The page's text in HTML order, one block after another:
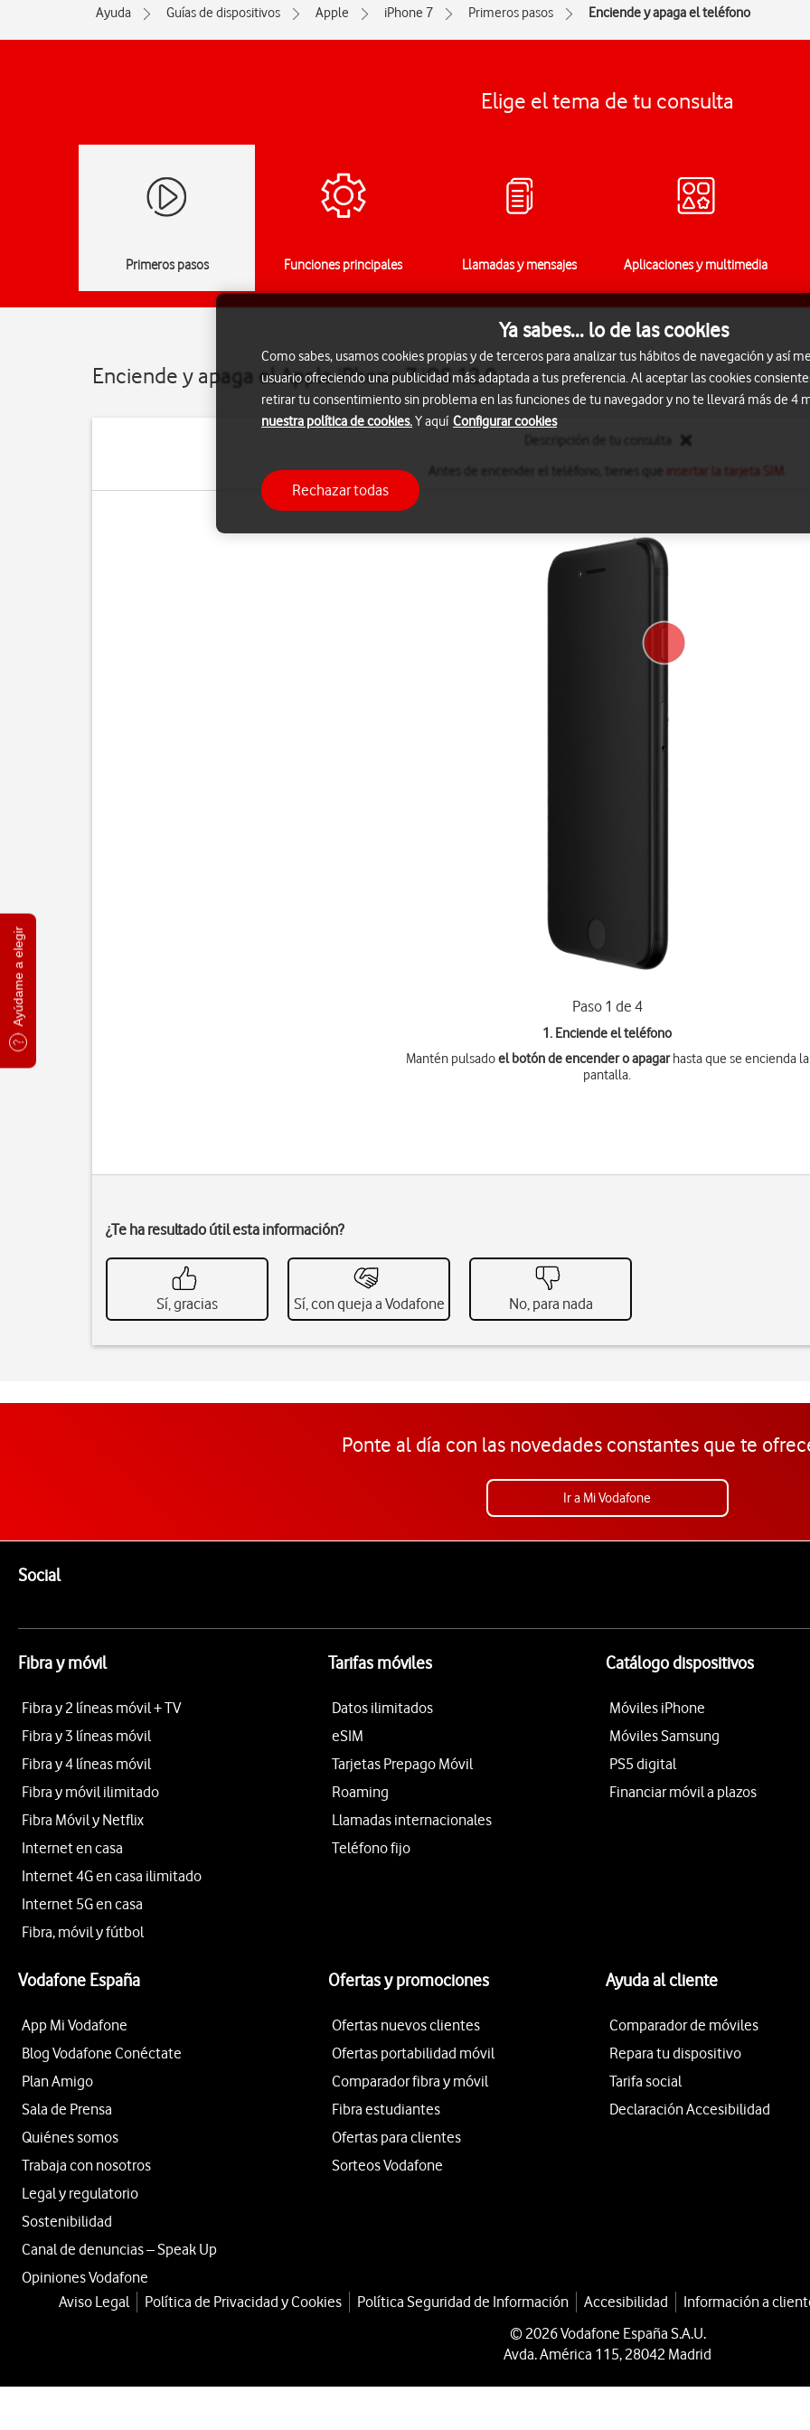
Ayúdame a elegir
Ayuda Guías de dispositivos Apple iPhone 7 Primeros pasos Enciende y apaga el teléfono
Elige el tema de tu consulta
Primeros pasos Funciones principales Llamadas y mensajes Aplicaciones y multimedia
Enciende y apaga el Apple iPhone 7 iOS 12.0
Antes de encender el teléfono, tienes que
insertar la tarjeta SIM
Paso 1 de 4
1. Enciende el teléfono
Mantén pulsadoel botón de encender o apagarhasta que se encienda la
pantalla.
¿Te ha resultado útil esta información?
Sí, gracias Sí, con queja a Vodafone No, para nada
Ponte al día con las novedades constantes que te
Ir a Mi Vodafone
SocialEnlaces a las redes sociales de Vodafone
Fibra y móvil
Fibra y 2 líneas móvil + TV
Fibra y 3 líneas móvil
Fibra y 4 líneas móvil
Fibra y móvil ilimitado
Fibra Móvil y Netflix
Internet en casa
Internet 4G en casa ilimitado
Internet 5G en casa
Fibra, móvil y fútbol
Tarifas móviles
Datos ilimitados
eSIM
Tarjetas Prepago Móvil
Roaming
Llamadas internacionales
Teléfono fijo
Catálogo dispositivos
Móviles iPhone
Móviles Samsung
PS5 digital
Financiar móvil a plazos
Vodafone España
App Mi Vodafone
Blog Vodafone Conéctate
Plan Amigo
Sala de Prensa
Quiénes somos
Trabaja con nosotros
Legal y regulatorio
Sostenibilidad
Canal de denuncias – Speak Up
Opiniones Vodafone
Ofertas y promociones
Ofertas nuevos clientes
Ofertas portabilidad móvil
Comparador fibra y móvil
Fibra estudiantes
Ofertas para clientes
Sorteos Vodafone
Ayuda al cliente
Comparador de móviles
Repara tu dispositivo
Tarifa social
Declaración Accesibilidad
Aviso Legal Política de Privacidad y Cookies Política Seguridad de Información Accesibilidad Información a
© 2026 Vodafone España S.A.U.
Avda. América 115, 28042 Madrid
Ya sabes... lo de las cookies
Como sabes, usamos cookies propias y de terceros para analizar tus hábitos de navegación y así
usuario ofreciendo una publicidad más adaptada a tus preferencia. Al aceptar las cookies
retirar tu consentimiento sin problema en las funciones de tu navegador y no te llevará más de 4
nuestra política de cookies.Y aquí Configurar cookies
Rechazar todas